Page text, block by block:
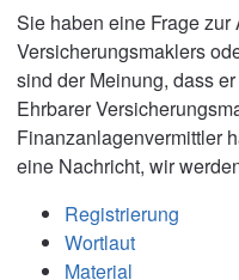
Sie haben eine Frage zur
Versicherungsmaklers
sind der Meinung, dass
Ehrbarer
Finanzanlagenvermittler
eine Nachricht, wir
Registrierung
Wortlaut
Material